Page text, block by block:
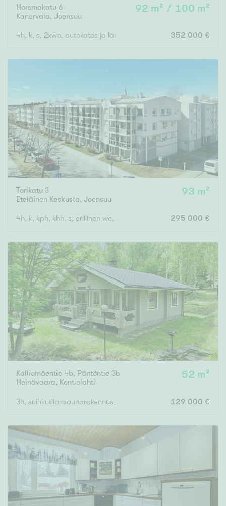
Horsmakatu 6
Kanervala, Joensuu
92 m² / 100 m²
4h, k, s, 2xwc, autokatos ja lämmin varasto 352 000 €
Torikatu 3
Eteläinen Keskusta, Joensuu
93 m²
4h, k, kph, khh, s, erillinen wc, 2 vaatehuonetta ( yj. 4+k+s)
295 000 €
Kalliomäentie 4b, Päntöntie 3b
Heinävaara, Kontiolahti
52 m²
3h, suihkutila+saunarakennus, varastot 129 000 €